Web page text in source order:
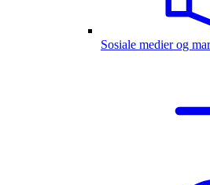
Sosiale medier og